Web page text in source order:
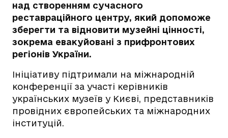
над створенням сучасного
реставраційного центру, який допоможе
зберегти та відновити музейні цінності,
зокрема евакуйовані з прифронтових
регіонів України.
Ініціативу підтримали на міжнародній
конференції за участі керівників
українських музеїв у Києві, представників
провідних європейських та міжнародних
інституцій.